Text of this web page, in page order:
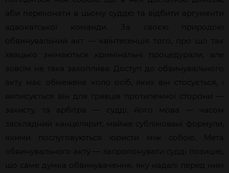
аби переконати в цьому суддю та відбити аргументи
адвокатської команди. За своєю природою
обвинувальний акт — квінтесенція того, про що так
хвацько знімаються кримінальні процедурали, але
зовсім не така захоплива. Доступ до обвинувального
акту має обмежене коло осіб, яких він стосується, і
виписується він для гравців протилежної сторони —
захисту, та арбітра — судді, його мова — часом
заскладний канцелярит, майже сублімовані формули,
якими послуговуються юристи між собою. Мета
обвинувального акту — запропонувати судді позицію,
що саме думка обвинувачення, яку надалі перед ним